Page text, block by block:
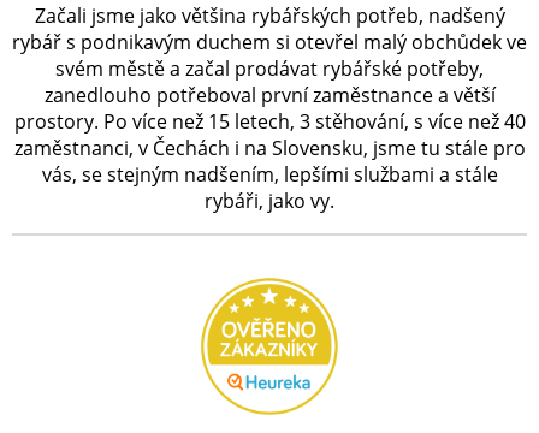
Začali jsme jako většina rybářských potřeb, nadšený
rybář s podnikavým duchem si otevřel malý obchůdek ve
svém městě a začal prodávat rybářské potřeby,
zanedlouho potřeboval první zaměstnance a větší
prostory. Po více než 15 letech, 3 stěhování, s více než 40
zaměstnanci, v Čechách i na Slovensku, jsme tu stále pro
vás, se stejným nadšením, lepšími službami a stále
rybáři, jako vy.